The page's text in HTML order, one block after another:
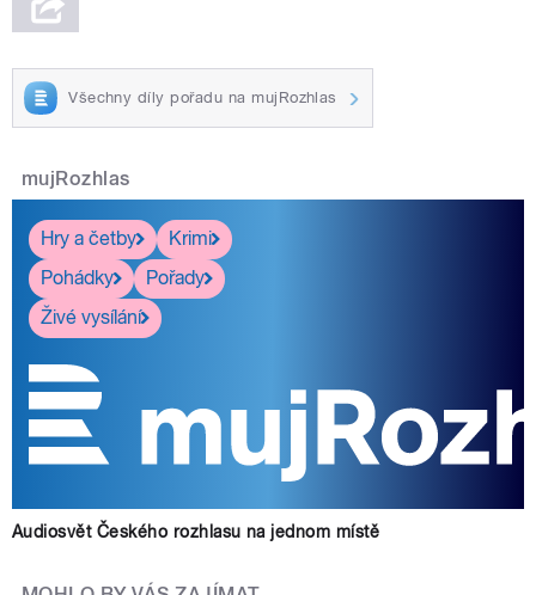
Všechny díly pořadu na mujRozhlas
mujRozhlas
Hry a četby
Krimi
Pohádky
Pořady
Živé vysílání
Audiosvět Českého rozhlasu na jednom místě